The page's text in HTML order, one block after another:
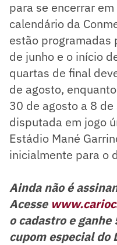
para se encerrar
calendário da
estão programadas
de junho e o início
quartas de final
de agosto,
30 de agosto a 8
disputada em jogo
Estádio Mané
inicialmente para o
Ainda não é
Acesse
o cadastro e ganhe
cupom especial do